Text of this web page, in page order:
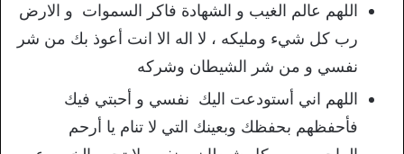
اللهم عالم الغيب و الشهادة فاكر السموات و الارض
رب كل شيء ومليكه ، لا اله الا انت أعوذ بك من شر
نفسي و من شر الشيطان وشركه
اللهم اني أستودعت اليك نفسي و أحبتي فيك
فأحفظهم بحفظك وبعينك التي لا تنام يا أرحم